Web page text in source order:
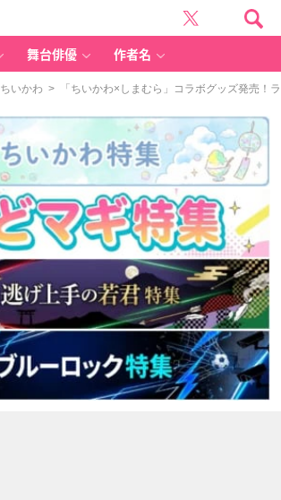
舞台俳優 作者名
ちいかわ > 「ちいかわ×しまむら」コラボグッズ発売！